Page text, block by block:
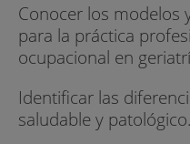
Conocer los modelos
para la práctica
ocupacional en
Identificar las
saludable y patológico.